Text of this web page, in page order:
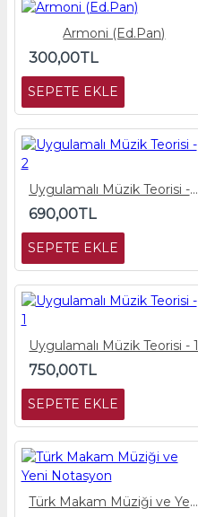
Armoni (Ed.Pan)
300,00TL
SEPETE EKLE
Uygulamalı Müzik Teorisi - 2
690,00TL
SEPETE EKLE
Uygulamalı Müzik Teorisi - 1
750,00TL
SEPETE EKLE
Türk Makam Müziği ve Yeni Notasyon